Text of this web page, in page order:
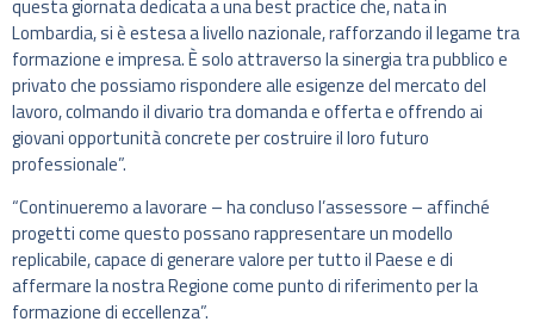
questa giornata dedicata a una best practice che, nata in
Lombardia, si è estesa a livello nazionale, rafforzando il legame tra
formazione e impresa. È solo attraverso la sinergia tra pubblico e
privato che possiamo rispondere alle esigenze del mercato del
lavoro, colmando il divario tra domanda e offerta e offrendo ai
giovani opportunità concrete per costruire il loro futuro
professionale”.
“Continueremo a lavorare – ha concluso l’assessore – affinché
progetti come questo possano rappresentare un modello
replicabile, capace di generare valore per tutto il Paese e di
affermare la nostra Regione come punto di riferimento per la
formazione di eccellenza”.